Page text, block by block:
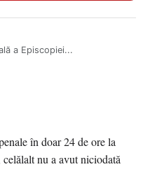
a Episcopiei...